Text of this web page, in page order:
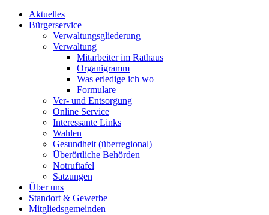
Aktuelles
Bürgerservice
Verwaltungsgliederung
Verwaltung
Mitarbeiter im Rathaus
Organigramm
Was erledige ich wo
Formulare
Ver- und Entsorgung
Online Service
Interessante Links
Wahlen
Gesundheit (überregional)
Überörtliche Behörden
Notruftafel
Satzungen
Über uns
Standort & Gewerbe
Mitgliedsgemeinden